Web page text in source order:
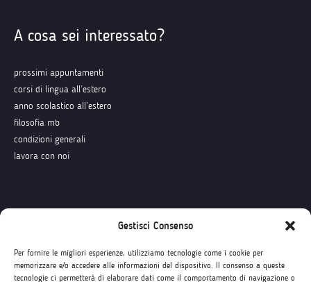
Gestisci Consenso
Per fornire le migliori esperienze, utilizziamo tecnologie come i cookie per
memorizzare e/o accedere alle informazioni del dispositivo. Il consenso a queste
tecnologie ci permetterà di elaborare dati come il comportamento di navigazione o
A cosa sei interessato?
prossimi appuntamenti
corsi di lingua all’estero
anno scolastico all’estero
filosofia mb
condizioni generali
lavora con noi